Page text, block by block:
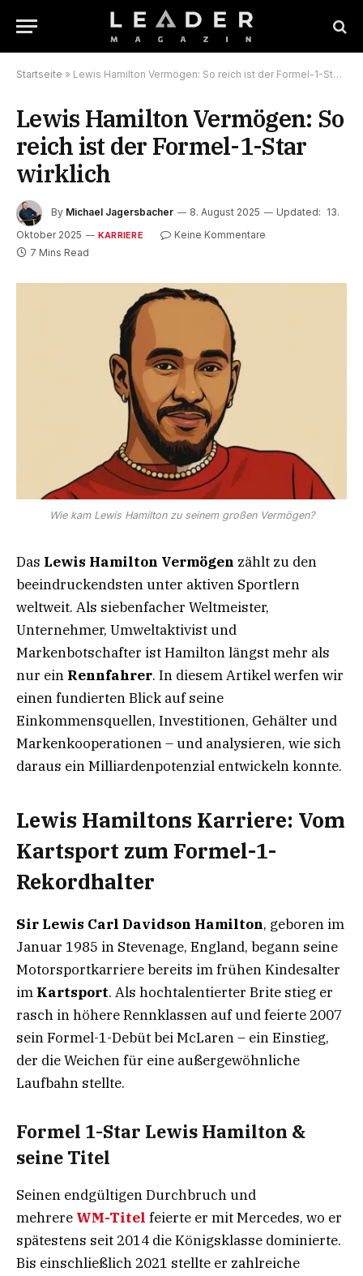
Startseite » Lewis Hamilton Vermögen: So reich ist der Formel-1-Star wirklich
Lewis Hamilton Vermögen: So
reich ist der Formel-1-Star
wirklich
By Michael Jagersbacher 8. August 2025 Updated: 13.
Oktober 2025
KARRIERE
Keine Kommentare
7 Mins Read
Wie kam Lewis Hamilton zu seinem großen Vermögen?
Das Lewis Hamilton Vermögen zählt zu den
beeindruckendsten unter aktiven Sportlern
weltweit. Als siebenfacher Weltmeister,
Unternehmer, Umweltaktivist und
Markenbotschafter ist Hamilton längst mehr als
nur ein Rennfahrer. In diesem Artikel werfen wir
einen fundierten Blick auf seine
Einkommensquellen, Investitionen, Gehälter und
Markenkooperationen – und analysieren, wie sich
daraus ein Milliardenpotenzial entwickeln konnte.
Lewis Hamiltons Karriere: Vom
Kartsport zum Formel-1-
Rekordhalter
Sir Lewis Carl Davidson Hamilton, geboren im
Januar 1985 in Stevenage, England, begann seine
Motorsportkarriere bereits im frühen Kindesalter
im Kartsport. Als hochtalentierter Brite stieg er
rasch in höhere Rennklassen auf und feierte 2007
sein Formel-1-Debüt bei McLaren – ein Einstieg,
der die Weichen für eine außergewöhnliche
Laufbahn stellte.
Formel 1-Star Lewis Hamilton &
seine Titel
Seinen endgültigen Durchbruch und
mehrere WM-Titel feierte er mit Mercedes, wo er
spätestens seit 2014 die Königsklasse dominierte.
Bis einschließlich 2021 stellte er zahlreiche